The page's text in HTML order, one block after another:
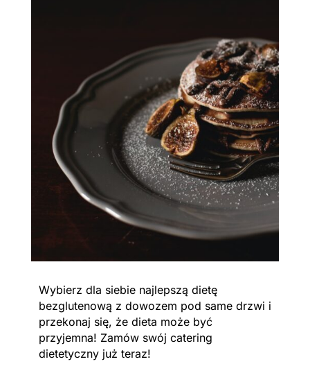
Wybierz dla siebie najlepszą dietę
bezglutenową z dowozem pod same drzwi i
przekonaj się, że dieta może być
przyjemna! Zamów swój catering
dietetyczny już teraz!